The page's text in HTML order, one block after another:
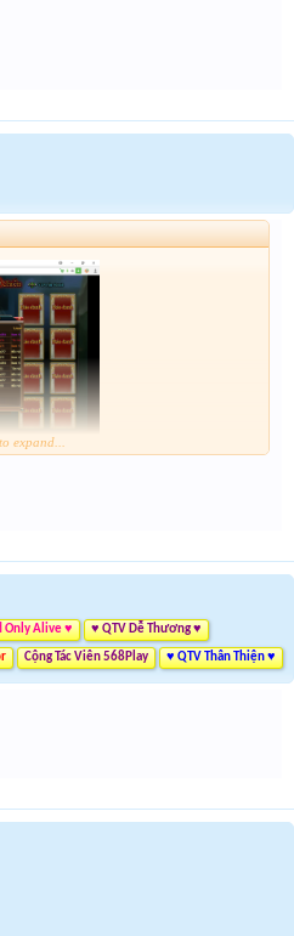
Mod check dùm mình với !
expand...
Only Alive ♥ ♥ QTV Dễ Thương ♥
Cộng Tác Viên 568Play ♥ QTV Thân Thiện ♥